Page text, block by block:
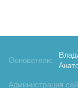
Основатели:
Администрация